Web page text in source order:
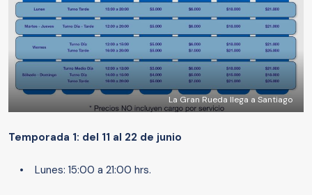
La Gran Rueda llega a Santiago
Temporada 1: del 11 al 22 de junio
• Lunes: 15:00 a 21:00 hrs.